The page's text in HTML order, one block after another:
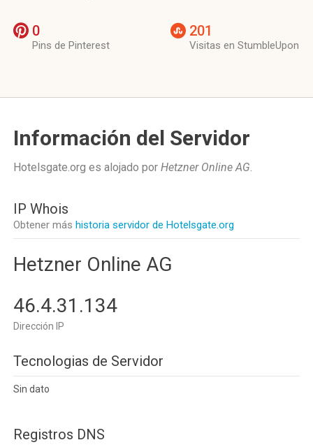
0
Pins de Pinterest
201
Visitas en StumbleUpon
Información del Servidor
Hotelsgate.org es alojado por Hetzner Online AG.
IP Whois
Obtener más historia servidor de Hotelsgate.org
Hetzner Online AG
46.4.31.134
Dirección IP
Tecnologias de Servidor
Sin dato
Registros DNS